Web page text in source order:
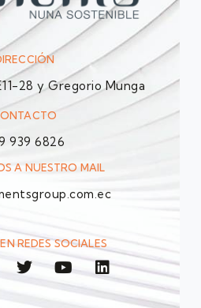
28 y Gregorio Munga
939 6826
A NUESTRO MAIL
REDES SOCIALES